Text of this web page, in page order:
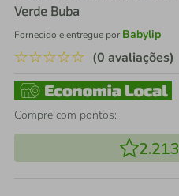
Verde Buba
Fornecido e entregue por Babylip
☆☆☆☆☆ (0 avaliações)
Compre com pontos:
2.213